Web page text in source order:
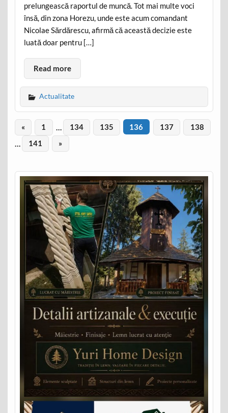
prelungească raportul de muncă. Tot mai multe voci
însă, din zona Horezu, unde este acum comandant
Nicolae Sărdărescu, afirmă că această decizie este
luată doar pentru […]
Read more
Actualitate
« 1 134 135 136 137
138
141 »